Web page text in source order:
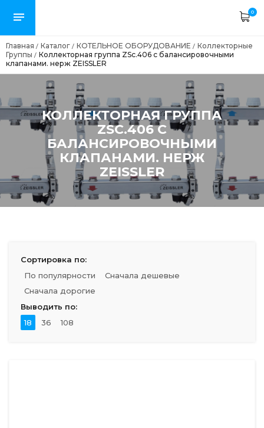
0
Главная / Каталог / КОТЕЛЬНОЕ ОБОРУДОВАНИЕ / Коллекторные
Группы / Коллекторная группа ZSc.406 с балансировочными
клапанами. нерж ZEISSLER
КОЛЛЕКТОРНАЯ ГРУППА
ZSC.406 С
БАЛАНСИРОВОЧНЫМИ
КЛАПАНАМИ. НЕРЖ
ZEISSLER
Сортировка по:
По популярности
Сначала дешевые
Сначала дорогие
Выводить по:
18
36 108